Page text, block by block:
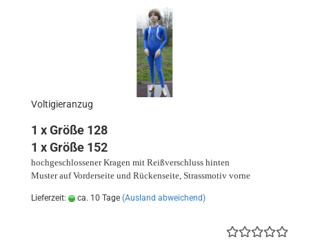
Voltigieranzug
1 x Größe 128
1 x Größe 152
hochgeschlossener Kragen mit Reißverschluss hinten
Muster auf Vorderseite und Rückenseite, Strassmotiv vorne
Lieferzeit: ca. 10 Tage (Ausland abweichend)